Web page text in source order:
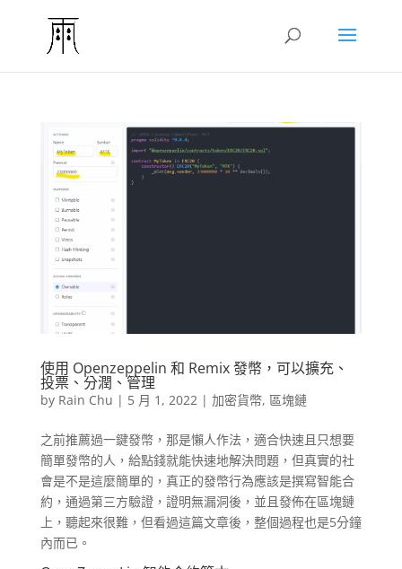
使用 Openzeppelin 和 Remix 發幣，可以擴充、
投票、分潤、管理
by Rain Chu | 5 月 1, 2022| 加密貨幣, 區塊鏈
之前推薦過一鍵發幣，那是懶人作法，適合快速且只想要
簡單發幣的人，給點錢就能快速地解決問題，但真實的社
會是不是這麼簡單的，真正的發幣行為應該是撰寫智能合
約，通過第三方驗證，證明無漏洞後，並且發佈在區塊鏈
上，聽起來很難，但看過這篇文章後，整個過程也是5分鐘
內而已。